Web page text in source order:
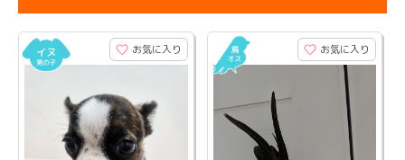
お気に入り お気に入り